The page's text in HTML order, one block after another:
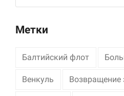
Метки
Балтийский флот
Венкуль